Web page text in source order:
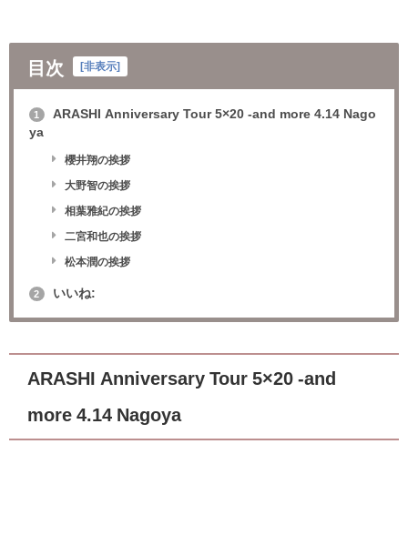
目次 [非表示]
1
ARASHI Anniversary Tour 5×20 -and more 4.14 Nago
ya
櫻井翔の挨拶
大野智の挨拶
相葉雅紀の挨拶
二宮和也の挨拶
松本潤の挨拶
2 いいね:
ARASHI Anniversary Tour 5×20 -and
more 4.14 Nagoya